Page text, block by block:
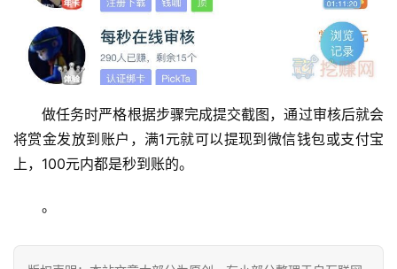
做任务时严格根据步骤完成提交截图，通过审核后就会
将赏金发放到账户，满1元就可以提现到微信钱包或支付宝
上，100元内都是秒到账的。
。